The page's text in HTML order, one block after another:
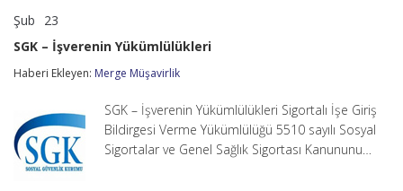
Şub 23
İşverenin
Yükümlülükleri
için
SGK – İşverenin Yükümlülükleri
Haberi Ekleyen: Merge Müşavirlik
SGK – İşverenin Yükümlülükleri Sigortalı İşe Giriş
Bildirgesi Verme Yükümlülüğü 5510 sayılı Sosyal
Sigortalar ve Genel Sağlık Sigortası Kanununu…